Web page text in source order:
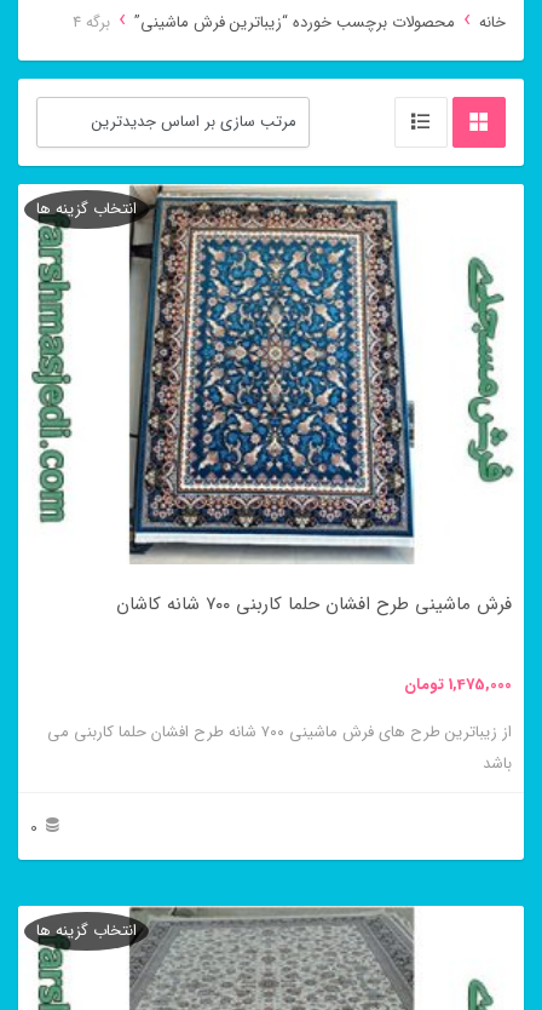
خانه › محصولات برچسب خورده “زیباترین فرش ماشینی” › برگه 4
فرش ماشینی طرح افشان حلما کاربنی ۷۰۰ شانه کاشان
1,475,000تومان
از زیباترین طرح های فرش ماشینی ۷۰۰ شانه طرح افشان حلما کاربنی می
باشد
0
انتخاب گزینه ها
محصول
انتخاب گزینه ها